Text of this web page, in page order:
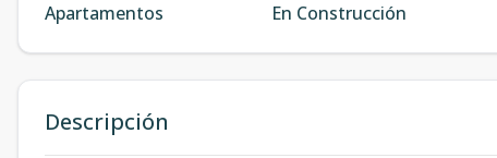
Apartamentos En Construcción
Descripción